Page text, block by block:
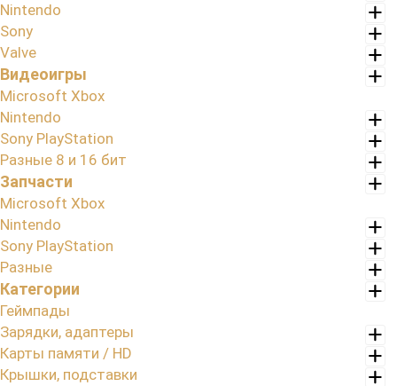
Nintendo
Sony
Valve
Видеоигры
Microsoft Xbox
Nintendo
Sony PlayStation
Разные 8 и 16 бит
Запчасти
Microsoft Xbox
Nintendo
Sony PlayStation
Разные
Категории
Геймпады
Зарядки, адаптеры
Карты памяти / HD
Крышки, подставки